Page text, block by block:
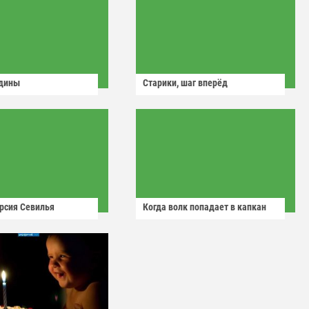
Старики, шаг вперёд
Севилья Когда волк попадает в капкан